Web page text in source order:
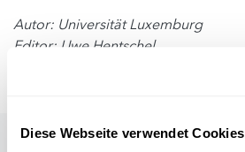
Diese Webseite verwendet Cookies
Autor: Universität Luxemburg
Editor: Uwe Hentschel